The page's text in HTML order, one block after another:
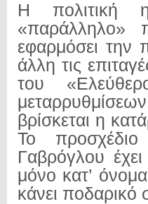
Η πολιτική
εφαρμόσει την
άλλη τις
του
βρίσκεται η
Το
Γαβρόγλου έχει
μόνο κατ’
κάνει ποδαρικό